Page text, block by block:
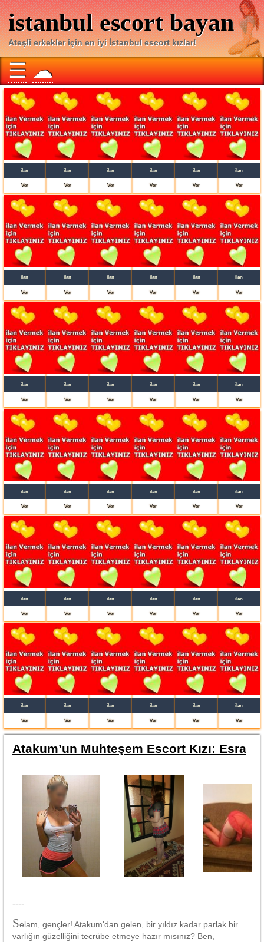
istanbul escort bayan
Ateşli erkekler için en iyi İstanbul escort kızlar!
☰ ☁
ilan
Ver
ilan
Ver
ilan
Ver
ilan
Ver
ilan
Ver
ilan
Ver
ilan
Ver
ilan
Ver
ilan
Ver
ilan
Ver
ilan
Ver
ilan
Ver
ilan
Ver
ilan
Ver
ilan
Ver
ilan
Ver
ilan
Ver
ilan
Ver
ilan
Ver
ilan
Ver
ilan
Ver
ilan
Ver
ilan
Ver
ilan
Ver
ilan
Ver
ilan
Ver
ilan
Ver
ilan
Ver
ilan
Ver
ilan
Ver
ilan
Ver
ilan
Ver
ilan
Ver
ilan
Ver
ilan
Ver
ilan
Ver
Atakum’un Muhteşem Escort Kızı: Esra
----
Selam, gençler! Atakum'dan gelen, bir yıldız kadar parlak bir
varlığın güzelliğini tecrübe etmeye hazır mısınız? Ben,